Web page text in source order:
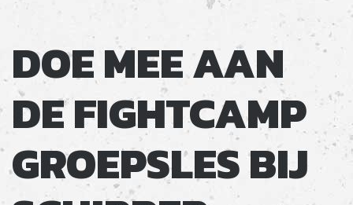
DOE MEE AAN
DE FIGHTCAMP
GROEPSLES BIJ